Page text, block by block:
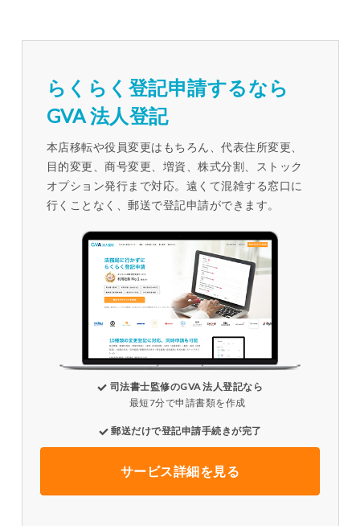
らくらく登記申請するなら
GVA 法人登記
本店移転や役員変更はもちろん、代表住所変更、
目的変更、商号変更、増資、株式分割、ストック
オプション発行まで対応。遠くて混雑する窓口に
行くことなく、郵送で登記申請ができます。
司法書士監修のGVA 法人登記なら
最短7分で申請書類を作成
郵送だけで登記申請手続きが完了
サービス詳細を見る